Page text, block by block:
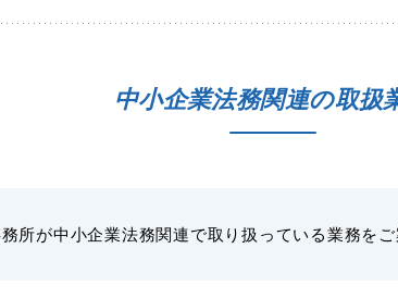
中小企業法務関連の取扱
所が中小企業法務関連で取り扱っている業務をご